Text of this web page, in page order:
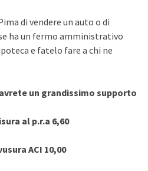
di vendere un auto o di
ha un fermo amministrativo
e fatelo fare a chi ne
un grandissimo supporto
al p.r.a 6,60
ACI 10,00